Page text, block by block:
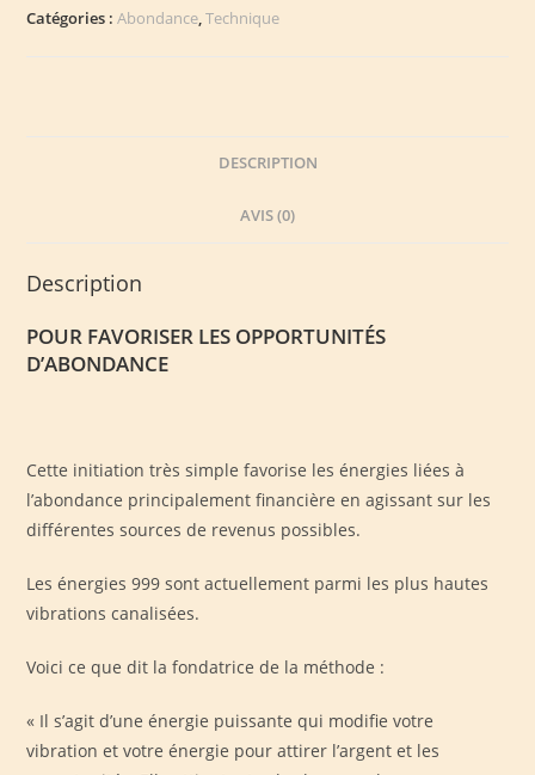
999
Catégories :Abondance,Technique
DESCRIPTION
AVIS (0)
Description
POUR FAVORISER LES OPPORTUNITÉS
D’ABONDANCE
Cette initiation très simple favorise les énergies liées à
l’abondance principalement financière en agissant sur les
différentes sources de revenus possibles.
Les énergies 999 sont actuellement parmi les plus hautes
vibrations canalisées.
Voici ce que dit la fondatrice de la méthode :
« Il s’agit d’une énergie puissante qui modifie votre
vibration et votre énergie pour attirer l’argent et les